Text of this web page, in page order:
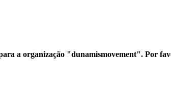
a organização "dunamismovement". Por